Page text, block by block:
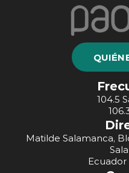
104.5
Matilde Salamanca,
Ecuador